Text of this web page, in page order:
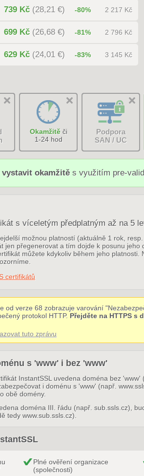
739 Kč (28,21 €) -80% 2 217 Kč
699 Kč (26,68 €) -81% 2 796 Kč
629 Kč (24,01 €) -83% 3 145 Kč
Okamžitěči
1-24 hod
Podpora
SAN / UC
vystavit okamžitěs využitím pre-
s víceletým předplatným až na 5
možnou platností (aktuálně 1 rok,
jen přegenerovat a tím dojde k posunu
můžete kdykoliv během jeho platnosti.
certifikátů
od verze 68 zobrazuje varování
protokol HTTP. Přejděte na HTTPS s
tuto zprávu
s 'www' i bez 'www'
InstantSSL uvedena doména bez
i doménu s 'www' (např.
obě domény.
doména III. řádu (např. sub.ssls.cz),
tedy www.sub.ssls.cz).
Plné ověření organizace
(společnosti)